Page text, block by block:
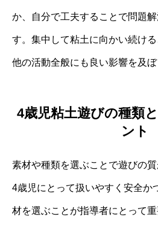
か、自分で工夫することで問題
す。集中して粘土に向かい続ける
他の活動全般にも良い影響を及ぼ
4歳児粘土遊びの種類
ント
素材や種類を選ぶことで遊びの質
4歳児にとって扱いやすく安全か
材を選ぶことが指導者にとって